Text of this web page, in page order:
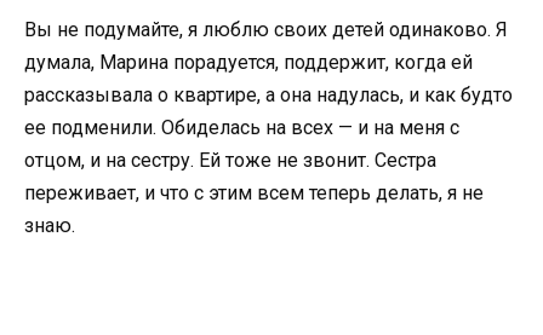
Вы не подумайте, я люблю своих детей одинаково. Я
думала, Марина порадуется, поддержит, когда ей
рассказывала о квартире, а она надулась, и как будто
ее подменили. Обиделась на всех — и на меня с
отцом, и на сестру. Ей тоже не звонит. Сестра
переживает, и что с этим всем теперь делать, я не
знаю.